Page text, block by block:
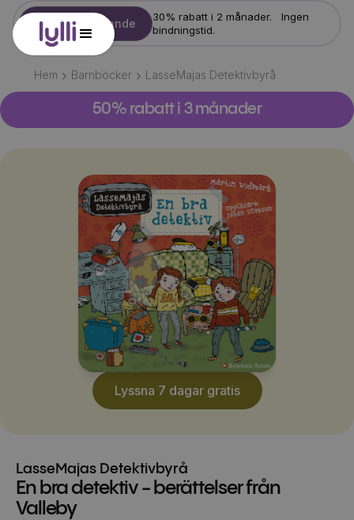
Starta erbjudande
30% rabatt i 2 månader. Ingen
bindningstid.
Hem Barnböcker LasseMajas Detektivbyrå
50% rabatt i 3 månader
Lyssna 7 dagar gratis
LasseMajas Detektivbyrå
En bra detektiv - berättelser från
Valleby